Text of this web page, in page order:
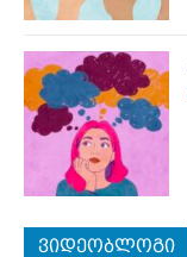
ვიდეობლოგი